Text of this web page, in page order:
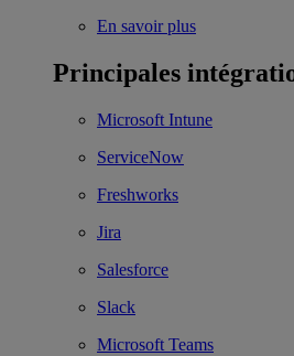
En savoir plus
Principales
Microsoft Intune
ServiceNow
Freshworks
Jira
Salesforce
Slack
Microsoft Teams